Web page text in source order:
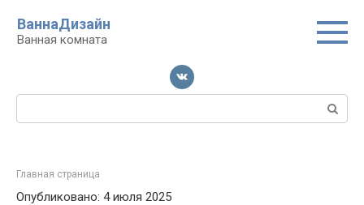
контенту
ВаннаДизайн
Ванная комната
Поиск:
Главная страница
Опубликовано: 4 июля 2025